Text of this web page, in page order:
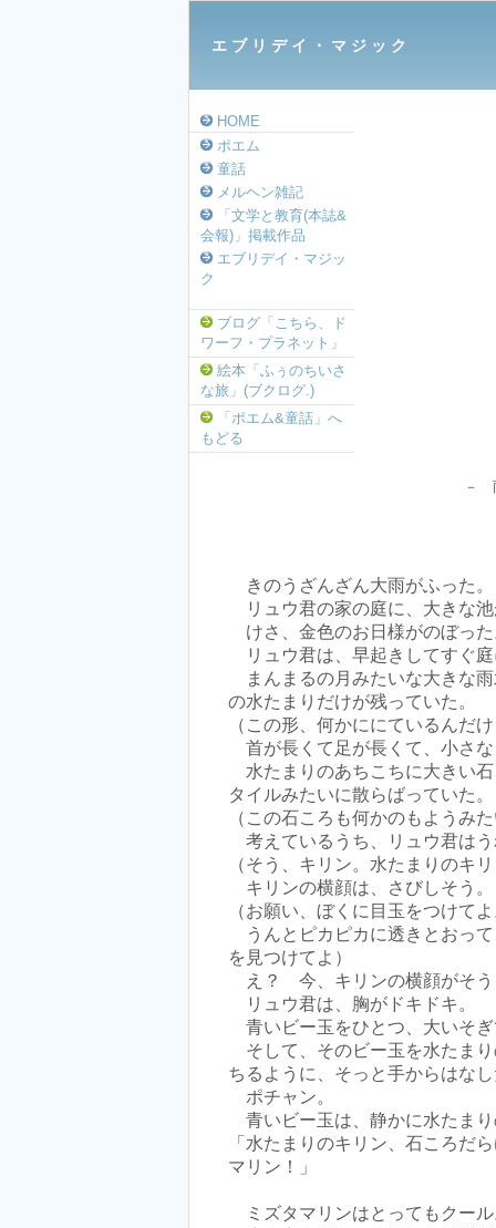
エ ブ リ デ イ ・ マ ジ ッ ク
HOME
ポエム
童話
メルヘン雑記
「文学と教育(本誌&
会報)」掲載作品
エブリデイ・マジッ
ク
ブログ「こちら、ド
ワーフ・プラネット」
絵本「ふぅのちいさ
な旅」(ブクログ.)
「ポエム&童話」へ
もどる
－
きのうざんざん大雨がふった。
リュウ君の家の庭に、大きな
けさ、金色のお日様がのぼっ
リュウ君は、早起きしてすぐ
まんまるの月みたいな大きな
の水たまりだけが残っていた。
（この形、何かににているんだ
首が長くて足が長くて、小さ
水たまりのあちこちに大きい
タイルみたいに散らばっていた。
（この石ころも何かのもようみ
考えているうち、リュウ君は
（そう、キリン。水たまりのキ
キリンの横顔は、さびしそう。
（お願い、ぼくに目玉をつけて
うんとピカピカに透きとおっ
を見つけてよ）
え？ 今、キリンの横顔がそう
リュウ君は、胸がドキドキ。
青いビー玉をひとつ、大いそ
そして、そのビー玉を水たま
ちるように、そっと手からはな
ポチャン。
青いビー玉は、静かに水たま
「水たまりのキリン、石ころ
マリン！」
ミズタマリンはとってもクー